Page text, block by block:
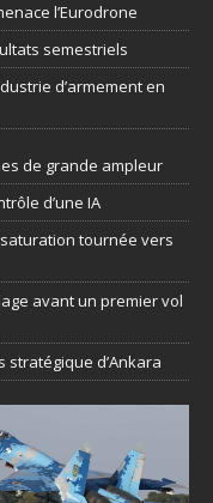
l’Eurodrone
semestriels
d’armement en
de grande ampleur
d’une IA
tournée vers
avant un premier vol
stratégique d’Ankara